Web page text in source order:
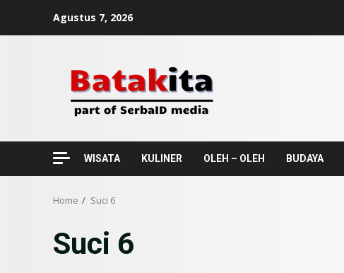
Agustus 7, 2026
WISATA KULINER OLEH – OLEH BUDAYA
Home Suci 6
Suci 6